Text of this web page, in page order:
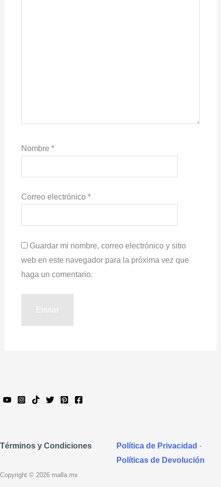
Nombre *
Correo electrónico *
Guardar mi nombre, correo electrónico y sitio
web en este navegador para la próxima vez que
haga un comentario.
Términos y Condiciones Política de Privacidad -
Políticas de Devolución
Copyright © 2026 malla.mx